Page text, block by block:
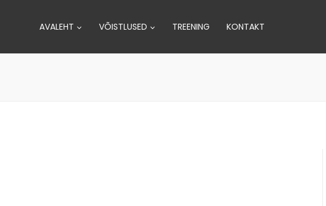
AVALEHT VÕISTLUSED TREENING KONTAKT